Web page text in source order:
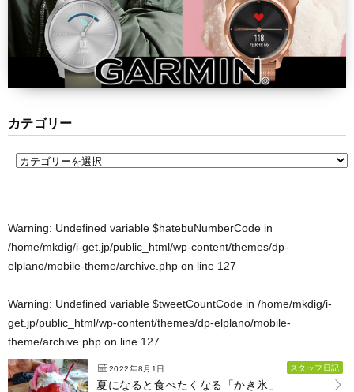
カテゴリー
Warning: Undefined variable $hatebuNumberCode in
/home/mkdig/i-get.jp/public_html/wp-content/themes/dp-
elplano/mobile-theme/archive.php on line 127
Warning: Undefined variable $tweetCountCode in /home/mkdig/i-
get.jp/public_html/wp-content/themes/dp-elplano/mobile-
theme/archive.php on line 127
2022年8月1日 スタッフ日記
夏になると食べたくなる「かき氷」